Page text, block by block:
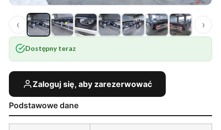
‹ ›
Dostępny teraz
Zaloguj się, aby zarezerwować
Podstawowe dane